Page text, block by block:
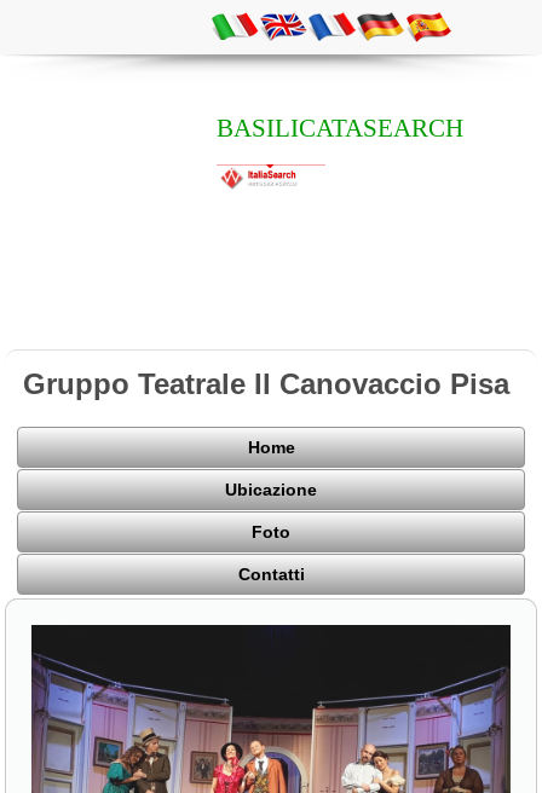
BASILICATASEARCH
Gruppo Teatrale Il Canovaccio Pisa
Home
Ubicazione
Foto
Contatti